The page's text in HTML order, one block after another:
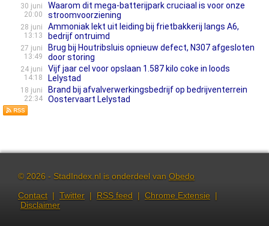
30 juni
20:00
Waarom dit mega-batterijpark cruciaal is voor onze
stroomvoorziening
28 juni
13:13
Ammoniak lekt uit leiding bij frietbakkerij langs A6,
bedrijf ontruimd
27 juni
13:49
Brug bij Houtribsluis opnieuw defect, N307 afgesloten
door storing
24 juni
14:18
Vijf jaar cel voor opslaan 1.587 kilo coke in loods
Lelystad
18 juni
22:34
Brand bij afvalverwerkingsbedrijf op bedrijventerrein
Oostervaart Lelystad
© 2026 - StadIndex.nl is onderdeel van Obedo
Contact | Twitter | RSS feed | Chrome Extensie |
Disclaimer